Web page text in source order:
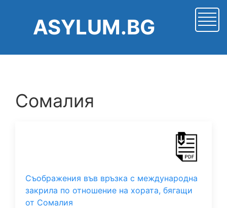
основнотоASYLUM.BG
Сомалия
Съображения във връзка с международна
закрила по отношение на хората, бягащи
от Сомалия